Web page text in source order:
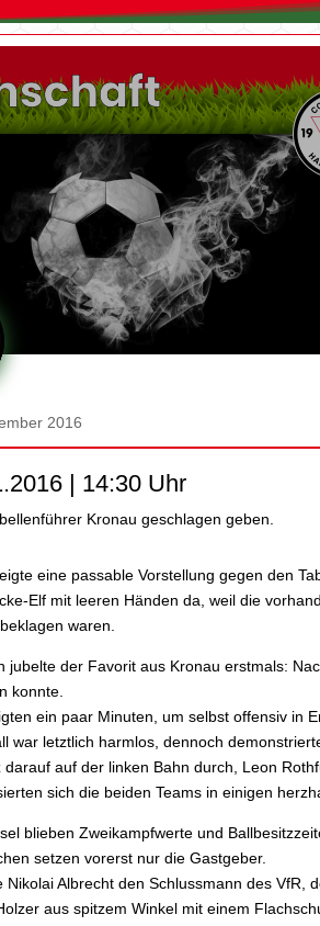
2016
| 14:30 Uhr
Kronau geschlagen geben.
eine passable Vorstellung gegen den
Elf mit leeren Händen da, weil die
waren.
jubelte der Favorit aus Kronau erstmals:
konnte.
ein paar Minuten, um selbst offensiv in
war letztlich harmlos, dennoch
auf der linken Bahn durch, Leon
sich die beiden Teams in einigen
blieben Zweikampfwerte und
setzen vorerst nur die Gastgeber.
Nikolai Albrecht den Schlussmann des VfR,
aus spitzem Winkel mit einem